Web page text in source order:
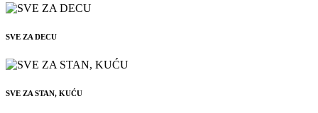
SVE ZA DECU
SVE ZA STAN, KUĆU